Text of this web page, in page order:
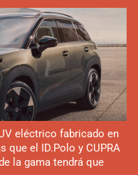
eléctrico fabricado en
que el ID.Polo y CUPRA
la gama tendrá que